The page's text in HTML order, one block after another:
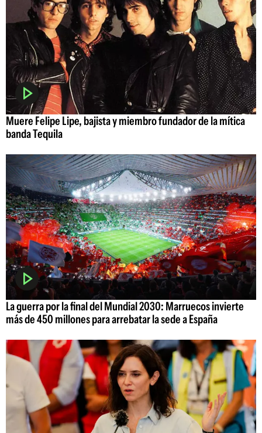
Muere Felipe Lipe, bajista y miembro fundador de la mítica
banda Tequila
La guerra por la final del Mundial 2030: Marruecos invierte
más de 450 millones para arrebatar la sede a España